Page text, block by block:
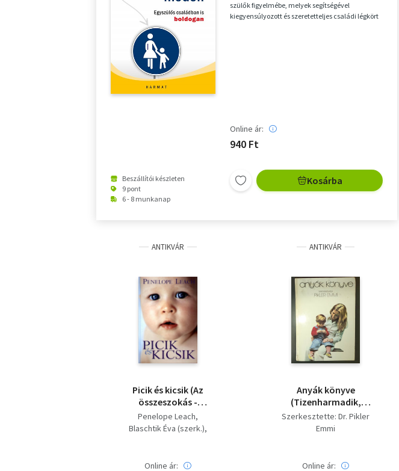
Beszállítói készleten
9 pont
6 - 8 munkanap
szülők figyelmébe, melyek segítségével
kiegyensúlyozott és szeretetteljes családi légkört
Online ár:
940 Ft
Kosárba
ANTIKVÁR
Picik ​és kicsik (Az
összeszokás -
Újszülöttkori
sajátosságok - Alvás -
fogzás - Izomerő -
Penelope Leach
Blaschtik Éva (szerk.)
Online ár:
ANTIKVÁR
Anyák könyve
(Tizenharmadik,
átdolgozott és
bővített kiadás)
Szerkesztette: Dr. Pikler
Emmi
Online ár: